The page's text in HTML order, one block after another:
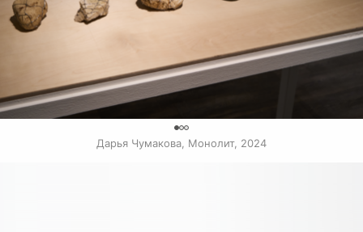
Дарья Чумакова, Монолит, 2024